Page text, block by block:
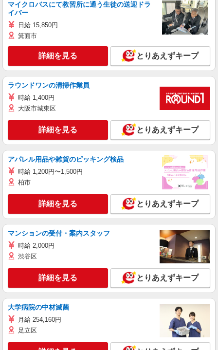
マイクロバスにて教習所に通う生徒の送迎ドラ
イバー
日給 15,850円
箕面市
詳細を見る とりあえずキープ
ラウンドワンの清掃作業員
時給 1,400円
大阪市城東区
詳細を見る とりあえずキープ
アパレル用品や雑貨のピッキング検品
時給 1,200円〜1,500円
柏市
詳細を見る とりあえずキープ
マンションの受付・案内スタッフ
時給 2,000円
渋谷区
詳細を見る とりあえずキープ
大学病院の中材滅菌
月給 254,160円
足立区